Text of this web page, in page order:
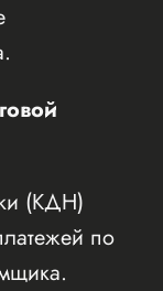
(КДН)
по